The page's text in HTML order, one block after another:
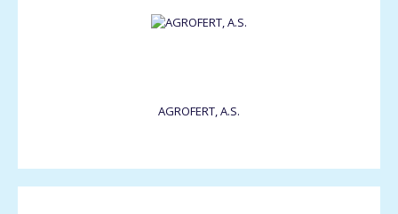
AGROFERT, A.S.